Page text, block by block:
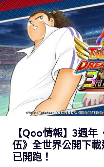
【Qoo情報】3週年
伍》全世界公開下
已開跑！